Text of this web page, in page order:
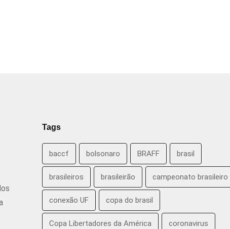
Tags
baccf bolsonaro BRAFF brasil
brasileiros brasileirão campeonato brasileiro
conexão UF copa do brasil
Copa Libertadores da América coronavirus